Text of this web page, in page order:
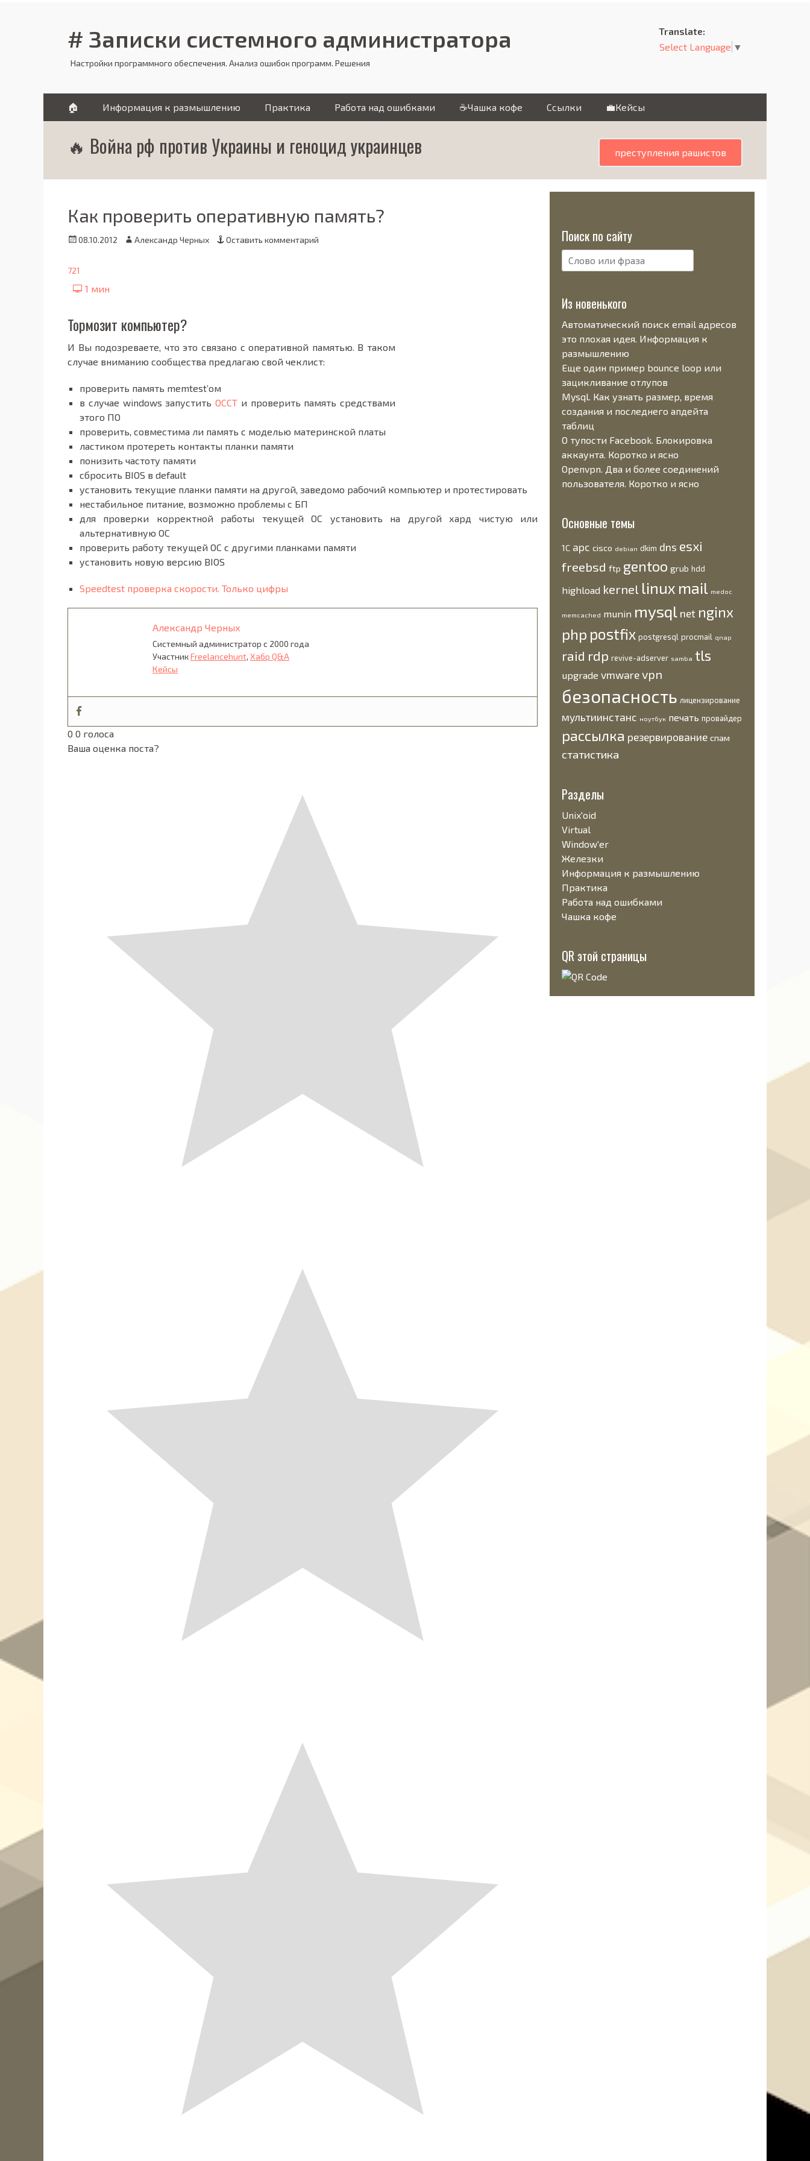
# Записки системного администратора
Настройки программного обеспечения. Анализ ошибок программ. Решения
Translate:
Select Language ▼
Основное
меню
Перейти
🏠 Информация к размышлению Практика Работа над ошибками ☕Чашка кофе Cсылки 💼Кейсы
🔥 Война рф против Украины и геноцид украинцев преступления рашистов
Как проверить оперативную память?
Опубликовано
08.10.2012 Автор
Александр Черных Оставить комментарий
721
Тормозит компьютер?
И Вы подозреваете, что это связано с оперативной памятью. В таком
случае вниманию сообщества предлагаю свой чеклист:
проверить память memtest’ом
в случае windows запустить OCCT и проверить память средствами
этого ПО
проверить, совместима ли память с моделью материнской платы
ластиком протереть контакты планки памяти
понизить частоту памяти
сбросить BIOS в default
установить текущие планки памяти на другой, заведомо рабочий компьютер и протестировать
нестабильное питание, возможно проблемы с БП
для проверки корректной работы текущей ОС установить на другой хард чистую или
альтернативную ОС
проверить работу текущей ОС с другими планками памяти
установить новую версию BIOS
Speedtest проверка скорости. Только цифры
Александр Черных
Системный администратор с 2000 года
УчастникFreelancehunt, Хабр Q&A
Кейсы
0 0 голоса
Ваша оценка поста?
Поиск по сайту
Поиск:
Из новенького
Автоматический поиск email адресов
это плохая идея. Информация к
размышлению
Еще один пример bounce loop или
зацикливание отлупов
Mysql. Как узнать размер, время
создания и последнего апдейта
таблиц
О тупости Facebook. Блокировка
аккаунта. Коротко и ясно
Openvpn. Два и более соединений
пользователя. Коротко и ясно
Основные темы
1С apc cisco debian dkim dns esxi
freebsd ftp gentoo grub hdd
highload kernel linux mail medoc
memcached munin mysql net nginx
php postfix postgresql procmail qnap
raid rdp revive-adserver samba tls
upgrade vmware vpn
безопасность лицензирование
мультиинстанс ноутбук печать провайдер
рассылка резервирование спам
статистика
Разделы
Unix'oid
Virtual
Window'er
Железки
Информация к размышлению
Практика
Работа над ошибками
Чашка кофе
QR этой страницы